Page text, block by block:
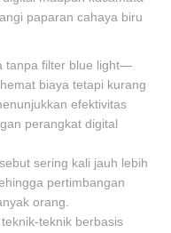
paparan cahaya biru
tanpa filter blue light—
biaya tetapi kurang
efektivitas
perangkat digital
sering kali jauh lebih
pertimbangan
orang.
teknik berbasis